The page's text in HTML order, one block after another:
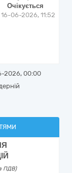
Очікується
16-06-2026, 11:52
2026, 00:00
ПДВ)